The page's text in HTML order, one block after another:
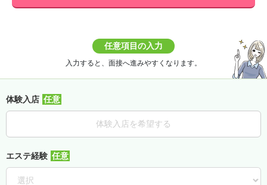
任意項目の入力
入力すると、面接へ進みやすくなります。
体験入店
体験入店を希望する
エステ経験